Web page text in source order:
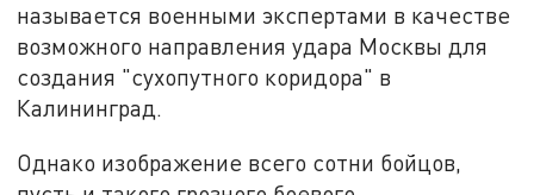
называется военными экспертами в качестве
возможного направления удара Москвы для
создания "сухопутного коридора" в
Калининград.
Однако изображение всего сотни бойцов,